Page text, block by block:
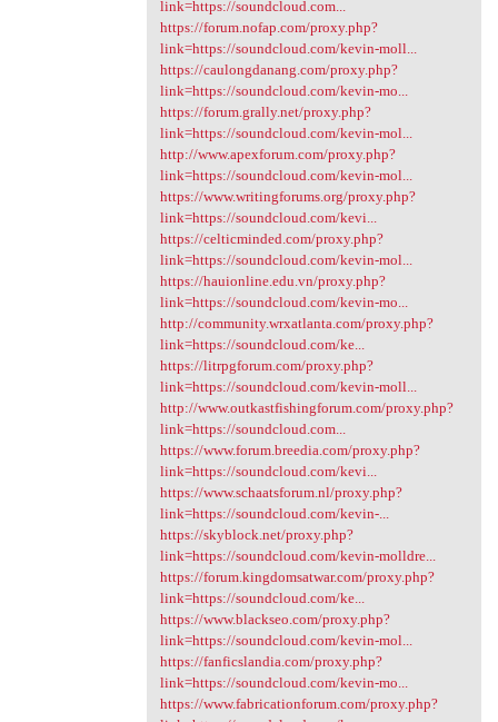
link=https://soundcloud.com...
https://forum.nofap.com/proxy.php?
link=https://soundcloud.com/kevin-moll...
https://caulongdanang.com/proxy.php?
link=https://soundcloud.com/kevin-mo...
https://forum.grally.net/proxy.php?
link=https://soundcloud.com/kevin-mol...
http://www.apexforum.com/proxy.php?
link=https://soundcloud.com/kevin-mol...
https://www.writingforums.org/proxy.php?
link=https://soundcloud.com/kevi...
https://celticminded.com/proxy.php?
link=https://soundcloud.com/kevin-mol...
https://hauionline.edu.vn/proxy.php?
link=https://soundcloud.com/kevin-mo...
http://community.wrxatlanta.com/proxy.php?
link=https://soundcloud.com/ke...
https://litrpgforum.com/proxy.php?
link=https://soundcloud.com/kevin-moll...
http://www.outkastfishingforum.com/proxy.php?
link=https://soundcloud.com...
https://www.forum.breedia.com/proxy.php?
link=https://soundcloud.com/kevi...
https://www.schaatsforum.nl/proxy.php?
link=https://soundcloud.com/kevin-...
https://skyblock.net/proxy.php?
link=https://soundcloud.com/kevin-molldre...
https://forum.kingdomsatwar.com/proxy.php?
link=https://soundcloud.com/ke...
https://www.blackseo.com/proxy.php?
link=https://soundcloud.com/kevin-mol...
https://fanficslandia.com/proxy.php?
link=https://soundcloud.com/kevin-mo...
https://www.fabricationforum.com/proxy.php?